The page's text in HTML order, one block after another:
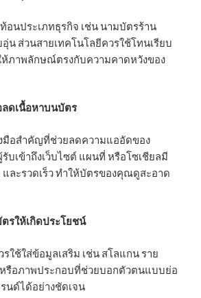
อนประเภทธุรกิจ เช่น นามบัตรร้าน
น ส่วนสายเทคโนโลยีควรใช้โทนเรียบ
ห้ภาพลักษณ์ตรงกับความคาดหวังของ
ลดเนื้อหาบนบัตร
งมือสำคัญที่ช่วยลดความแออัดของ
บเข้าถึงเว็บไซต์ แผนที่ หรือโซเชียลมี
และรวดเร็ว ทำให้บัตรของคุณดูสะอาด
รให้เกิดประโยชน์
ใช้ใส่ข้อมูลเสริม เช่น สโลแกน ราย
หรือภาพประกอบที่ช่วยบอกตัวตนแบบย่อ
นด์ได้อย่างชัดเจน